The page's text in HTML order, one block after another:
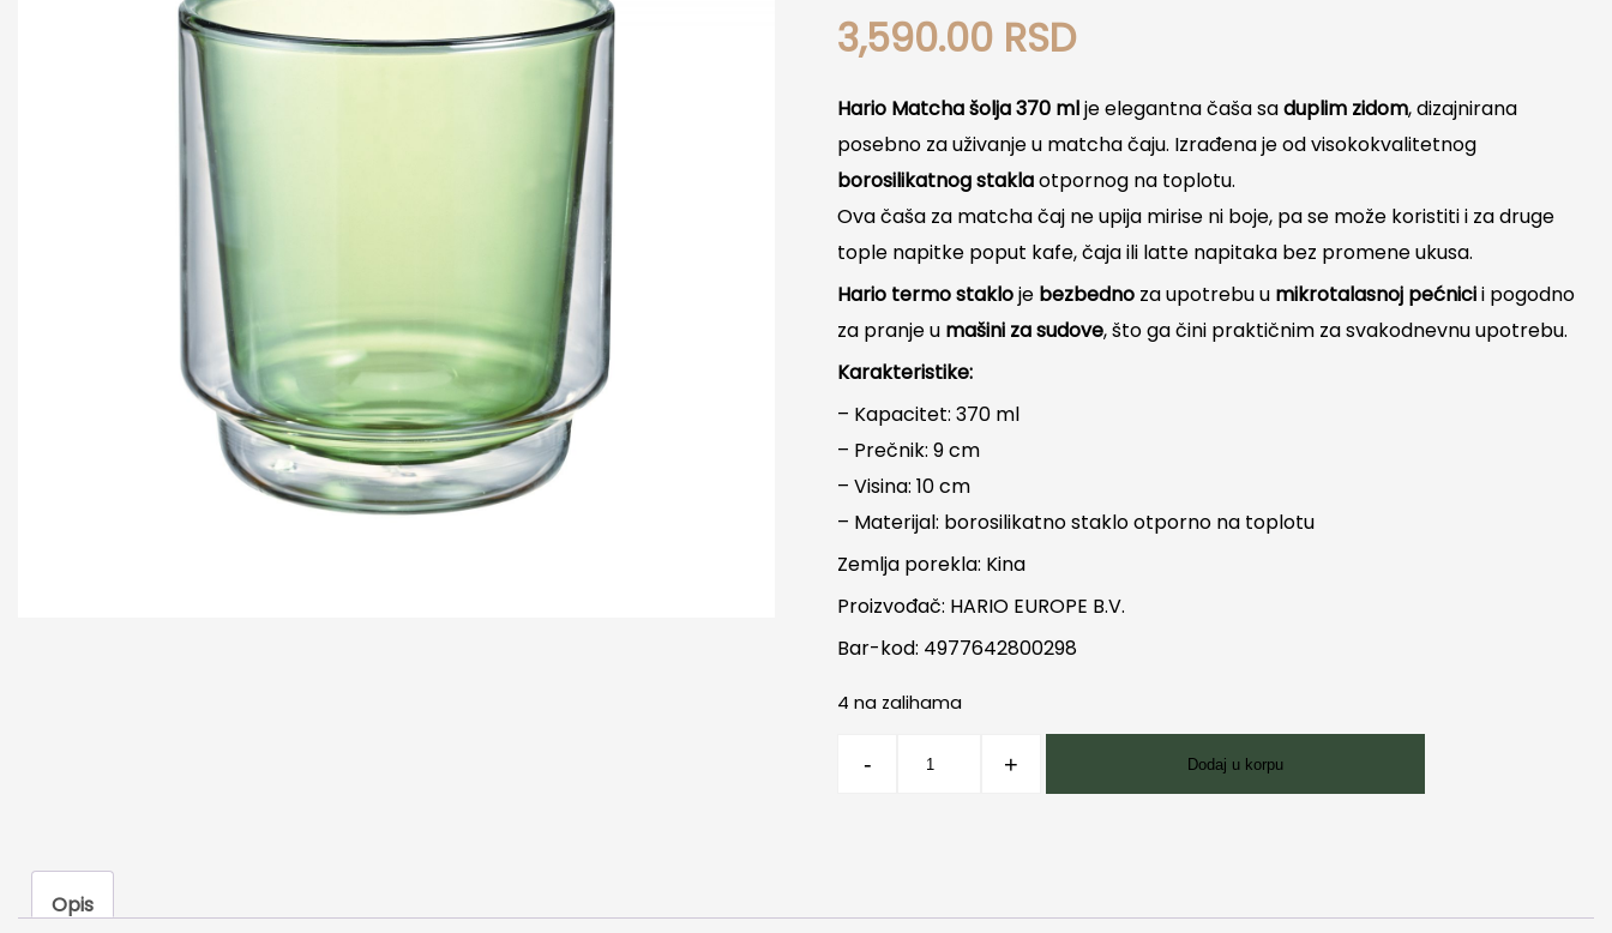
3,590.00 RSD
Hario Matcha šolja 370 mlje elegantna čaša saduplim zidom, dizajnirana
posebno za uživanje u matcha čaju. Izrađena je od visokokvalitetnog
borosilikatnog staklaotpornog na toplotu.
Ova čaša za matcha čaj ne upija mirise ni boje, pa se može koristiti i za druge
tople napitke poput kafe, čaja ili latte napitaka bez promene ukusa.
Hario termo stakloje bezbedno za upotrebu u mikrotalasnoj pećnicii pogodno
za pranje u mašini za sudove, što ga čini praktičnim za svakodnevnu upotrebu.
Karakteristike:
– Kapacitet: 370 ml
– Prečnik: 9 cm
– Visina: 10 cm
– Materijal: borosilikatno staklo otporno na toplotu
Zemlja porekla: Kina
Proizvođač: HARIO EUROPE B.V.
Bar-kod: 4977642800298
4 na zalihama
- + Dodaj u korpu
Opis